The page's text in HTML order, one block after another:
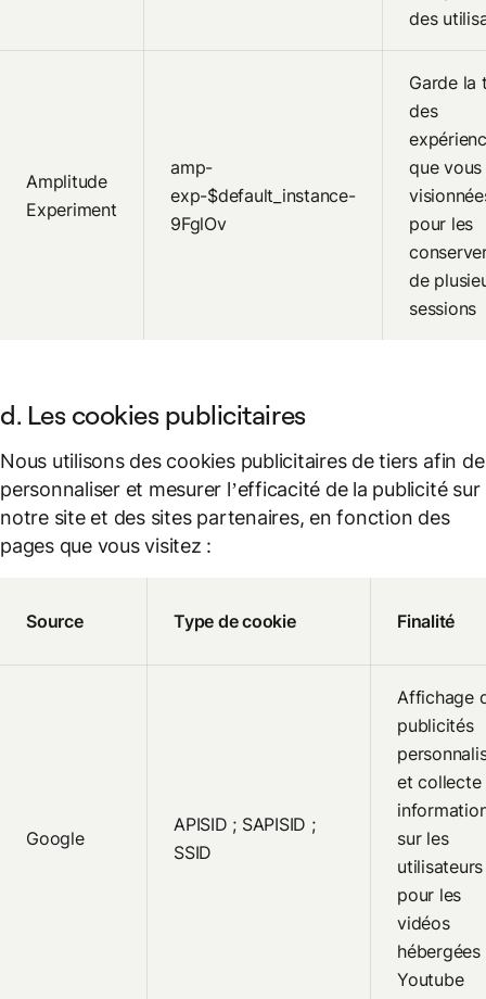
des
Amplitude
Experiment
amp-
exp-$default_instance-
9FglOv
Garde la
des
que
pour les
de
sessions
d. Les cookies publicitaires
Nous utilisons des cookies publicitaires de tiers afin de
personnaliser et mesurer l’efficacité de la publicité sur
notre site et des sites partenaires, en fonction des
pages que vous visitez :
Source Type de cookie Finalité
Google
APISID ; SAPISID ;
SSID
Affichage
publicités
et collecte
sur les
utilisateurs
pour les
vidéos
hébergées
Youtube